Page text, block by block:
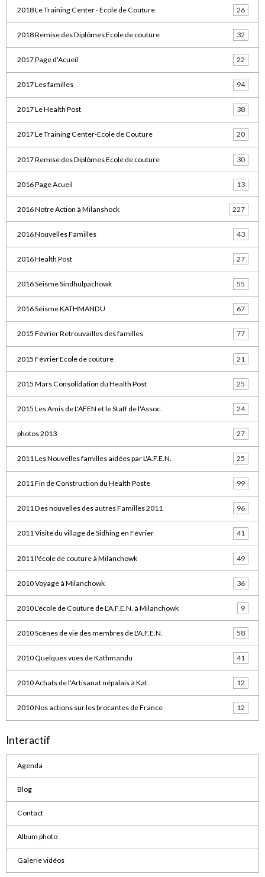
2018 Le Training Center - Ecole de Couture 26
2018 Remise des Diplômes Ecole de couture 32
2017 Page d'Acueil 22
2017 Les familles 94
2017 Le Health Post 38
2017 Le Training Center-Ecole de Couture 20
2017 Remise des Diplômes Ecole de couture 30
2016 Page Acueil 13
2016 Notre Action à Milanshock 227
2016 Nouvelles Familles 43
2016 Health Post 27
2016 Séisme Sindhulpachowk 55
2016 Séisme KATHMANDU 67
2015 Février Retrouvailles des familles 77
2015 Février Ecole de couture 21
2015 Mars Consolidation du Health Post 25
2015 Les Amis de L'AFEN et le Staff de l'Assoc. 24
photos 2013 27
2011 Les Nouvelles familles aidées par L'A.F.E.N. 25
2011 Fin de Construction du Health Poste 99
2011 Des nouvelles des autres Familles 2011 96
2011 Visite du village de Sidhing en Février 41
2011 l'école de couture à Milanchowk 49
2010 Voyage à Milanchowk 36
2010 L'école de Couture de L'A.F.E.N. à Milanchowk 9
2010 Scènes de vie des membres de L'A.F.E.N. 58
2010 Quelques vues de Kathmandu 41
2010 Achats de l'Artisanat népalais à Kat. 12
2010 Nos actions sur les brocantes de France 12
Interactif
Agenda
Blog
Contact
Album photo
Galerie vidéos